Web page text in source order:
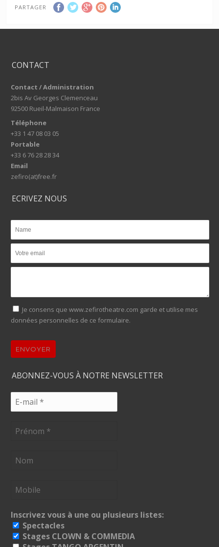
PARTAGER
CONTACT
Contact / Administration
2bis Av Georges Clemenceau
92500 Rueil-Malmaison France
Téléphone
+33 1 47 08 03 05
Portable
+33 6 76 28 28 34
Email
zefiro(at)free.fr
ECRIVEZ NOUS
Je consens que www.zefirotheatre.com garde et utilise mes
données personnelles de ce formulaire.
ENVOYER
ABONNEZ-VOUS À NOTRE NEWSLETTER
Inscrivez vous à une ou plusieurs listes:
Spectacles
Stages CLOWN & COMMEDIA